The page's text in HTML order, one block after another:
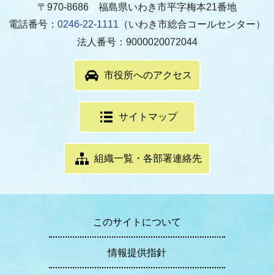
〒970-8686 福島県いわき市平字梅本21番地
電話番号： 0246-22-1111 （いわき市総合コールセンター）
法人番号：9000020072044
市役所へのアクセス
サイトマップ
組織一覧・各部署連絡先
このサイトについて
情報提供指針